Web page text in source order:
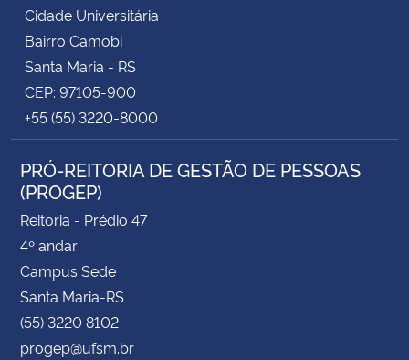
Cidade Universitária
Bairro Camobi
Santa Maria - RS
CEP: 97105-900
+55 (55) 3220-8000
PRÓ-REITORIA DE GESTÃO DE PESSOAS
(PROGEP)
Reitoria - Prédio 47
4º andar
Campus Sede
Santa Maria-RS
(55) 3220 8102
progep@ufsm.br